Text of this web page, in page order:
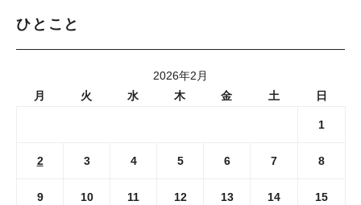
ひとこと
2026年2月
月
火 水 木 金 土 日
1
2 3 4 5 6 7 8
9 10 11 12 13 14 15